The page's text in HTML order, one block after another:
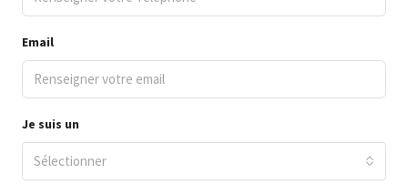
Email
Je suis un
Sélectionner